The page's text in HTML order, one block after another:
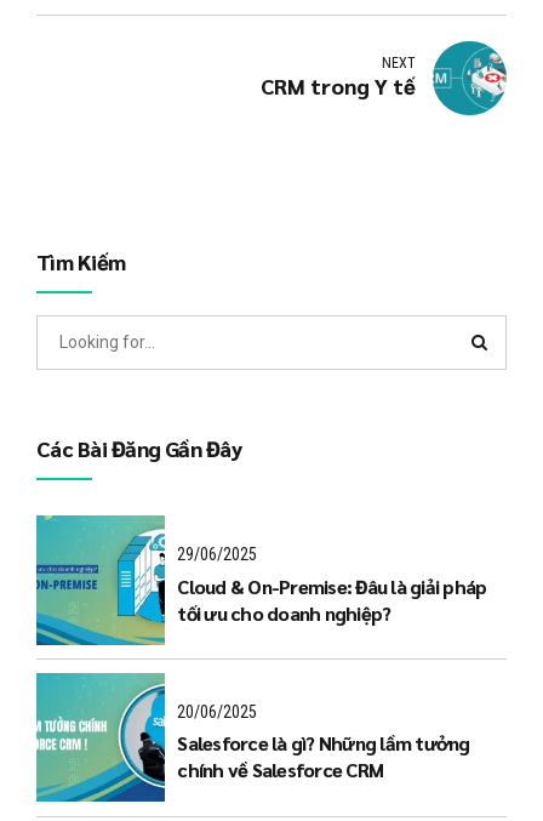
NEXT
CRM trong Y tế
Tìm Kiếm
Các Bài Đăng Gần Đây
29/06/2025
Cloud & On-Premise: Đâu là giải pháp
tối ưu cho doanh nghiệp?
20/06/2025
Salesforce là gì? Những lầm tưởng
chính về Salesforce CRM